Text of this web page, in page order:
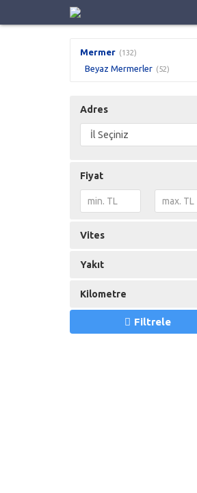
Mermer (132)
Beyaz Mermerler (52)
Adres
Fiyat
Vites
Yakıt
Kilometre
Filtrele